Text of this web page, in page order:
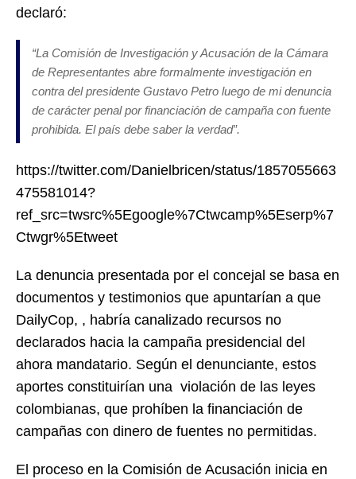
declaró:
“La Comisión de Investigación y Acusación de la Cámara
de Representantes abre formalmente investigación en
contra del presidente Gustavo Petro luego de mi denuncia
de carácter penal por financiación de campaña con fuente
prohibida. El país debe saber la verdad”.
https://twitter.com/Danielbricen/status/1857055663
475581014?
ref_src=twsrc%5Egoogle%7Ctwcamp%5Eserp%7
Ctwgr%5Etweet
La denuncia presentada por el concejal se basa en
documentos y testimonios que apuntarían a que
DailyCop, , habría canalizado recursos no
declarados hacia la campaña presidencial del
ahora mandatario. Según el denunciante, estos
aportes constituirían una violación de las leyes
colombianas, que prohíben la financiación de
campañas con dinero de fuentes no permitidas.
El proceso en la Comisión de Acusación inicia en